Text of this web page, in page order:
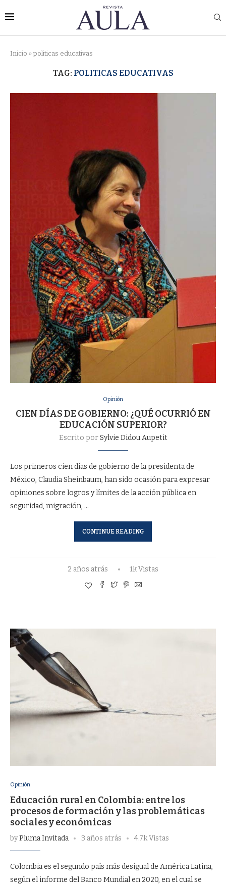
Inicio » politicas educativas
TAG: POLITICAS EDUCATIVAS
Opinión
CIEN DÍAS DE GOBIERNO: ¿QUÉ OCURRIÓ EN
EDUCACIÓN SUPERIOR?
Escrito porSylvie Didou Aupetit
Los primeros cien días de gobierno de la presidenta de
México, Claudia Sheinbaum, han sido ocasión para expresar
opiniones sobre logros y límites de la acción pública en
seguridad, migración, …
CONTINUE READING
2 años atrás 1k Vistas
Opinión
Educación rural en Colombia: entre los
procesos de formación y las problemáticas
sociales y económicas
byPluma Invitada 3 años atrás 4.7k Vistas
Colombia es el segundo país más desigual de América Latina,
según el informe del Banco Mundial en 2020, en el cual se